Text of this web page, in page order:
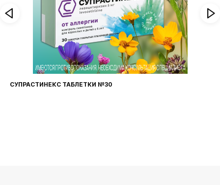
СУПРАСТИНЕКС ТАБЛЕТКИ №30